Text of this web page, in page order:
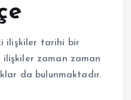
ilişkiler tarihi bir
ilişkiler zaman zaman
da bulunmaktadır.